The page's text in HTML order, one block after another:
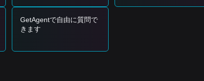
- $1.0003の範囲内にある限り保有を維持する。
、防衛的な市場姿勢を示す。
GetAgentで自由に質問で
きます